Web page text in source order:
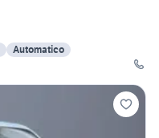
Automatico